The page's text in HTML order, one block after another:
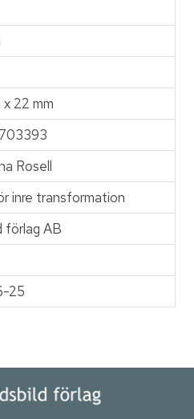
x 22 mm
Rosell
inre transformation
förlag AB
25